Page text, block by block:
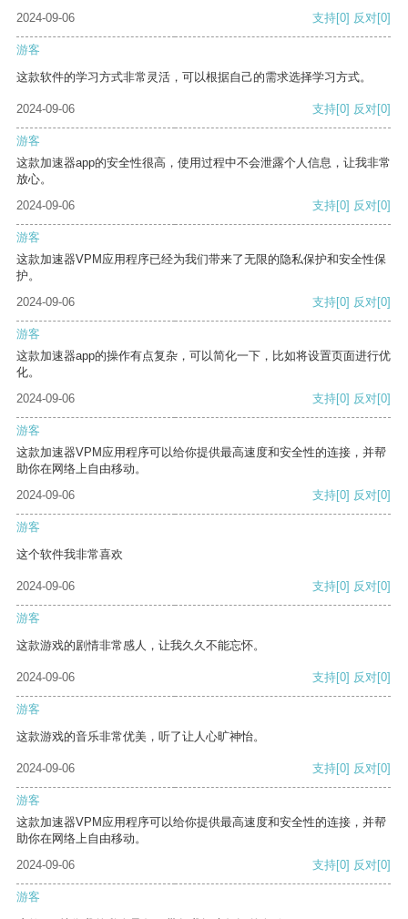
2024-09-06
支持[0] 反对[0]
游客
这款软件的学习方式非常灵活，可以根据自己的需求选择学习方式。
2024-09-06 支持[0] 反对[0]
游客
这款加速器app的安全性很高，使用过程中不会泄露个人信息，让我非常
放心。
2024-09-06
支持[0] 反对[0]
游客
这款加速器VPM应用程序已经为我们带来了无限的隐私保护和安全性保
护。
2024-09-06
支持[0] 反对[0]
游客
这款加速器app的操作有点复杂，可以简化一下，比如将设置页面进行优
化。
2024-09-06
支持[0] 反对[0]
游客
这款加速器VPM应用程序可以给你提供最高速度和安全性的连接，并帮
助你在网络上自由移动。
2024-09-06
支持[0] 反对[0]
游客
这个软件我非常喜欢
2024-09-06 支持[0] 反对[0]
游客
这款游戏的剧情非常感人，让我久久不能忘怀。
2024-09-06 支持[0] 反对[0]
游客
这款游戏的音乐非常优美，听了让人心旷神怡。
2024-09-06 支持[0] 反对[0]
游客
这款加速器VPM应用程序可以给你提供最高速度和安全性的连接，并帮
助你在网络上自由移动。
2024-09-06
支持[0] 反对[0]
游客